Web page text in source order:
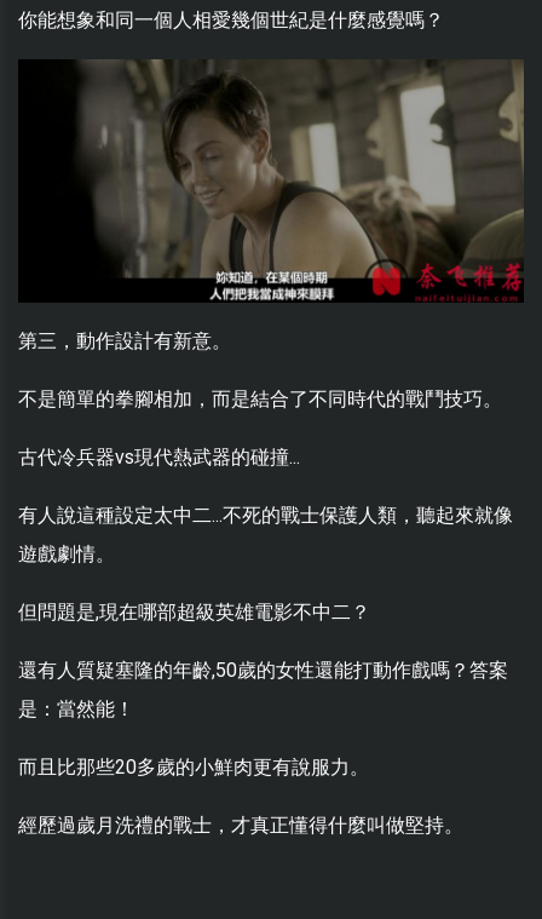
你能想象和同一個人相愛幾個世紀是什麼感覺嗎？
第三，動作設計有新意。
不是簡單的拳腳相加，而是結合了不同時代的戰鬥技巧。
古代冷兵器vs現代熱武器的碰撞...
有人說這種設定太中二...不死的戰士保護人類，聽起來就像
遊戲劇情。
但問題是,現在哪部超級英雄電影不中二？
還有人質疑塞隆的年齡,50歲的女性還能打動作戲嗎？答案
是：當然能！
而且比那些20多歲的小鮮肉更有說服力。
經歷過歲月洗禮的戰士，才真正懂得什麼叫做堅持。